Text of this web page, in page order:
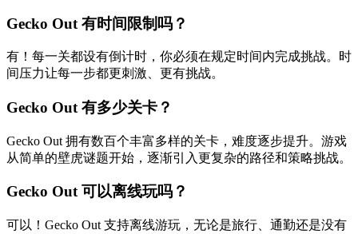
Gecko Out 有时间限制吗？
有！每一关都设有倒计时，你必须在规定时间内完成挑战。时
间压力让每一步都更刺激、更有挑战。
Gecko Out 有多少关卡？
Gecko Out 拥有数百个丰富多样的关卡，难度逐步提升。游戏
从简单的壁虎谜题开始，逐渐引入更复杂的路径和策略挑战。
Gecko Out 可以离线玩吗？
可以！Gecko Out 支持离线游玩，无论是旅行、通勤还是没有